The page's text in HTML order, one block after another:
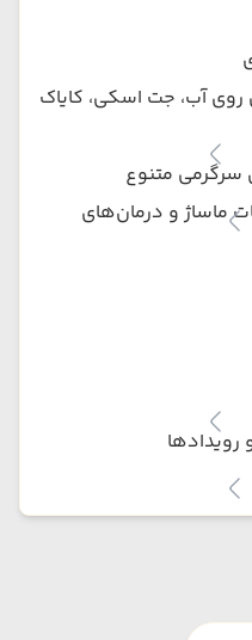
آب، جت اسکی، کایاک
سرگرمی متنوع
ماساژ و درمان‌های
رویدادها